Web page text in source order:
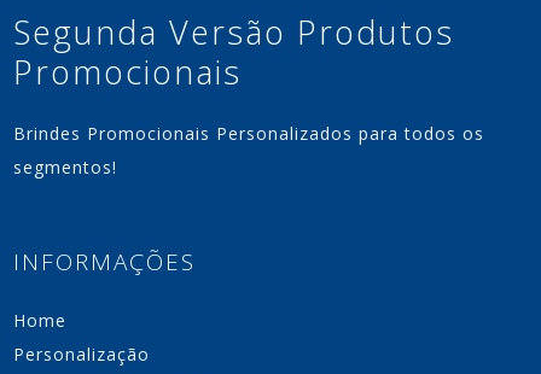
Segunda Versão Produtos
Promocionais
Brindes Promocionais Personalizados para todos os
segmentos!
INFORMAÇÕES
Home
Personalização